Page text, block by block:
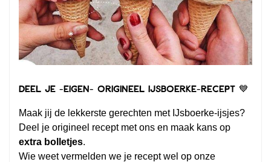
Deel je -EIGEN- origineel IJsboerke-recept 💙
Maak jij de lekkerste gerechten met IJsboerke-ijsjes?
Deel je origineel recept met ons en maak kans op
extra bolletjes.
Wie weet vermelden we je recept wel op onze